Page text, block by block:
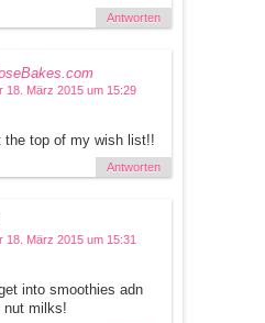
Antworten
18. März 2015 um 15:29
the top of my wish list!!
Antworten
18. März 2015 um 15:31
into smoothies adn
nut milks!